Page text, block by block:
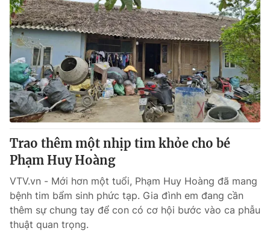
Trao thêm một nhịp tim khỏe cho bé
Phạm Huy Hoàng
VTV.vn - Mới hơn một tuổi, Phạm Huy Hoàng đã mang
bệnh tim bẩm sinh phức tạp. Gia đình em đang cần
thêm sự chung tay để con có cơ hội bước vào ca phẫu
thuật quan trọng.